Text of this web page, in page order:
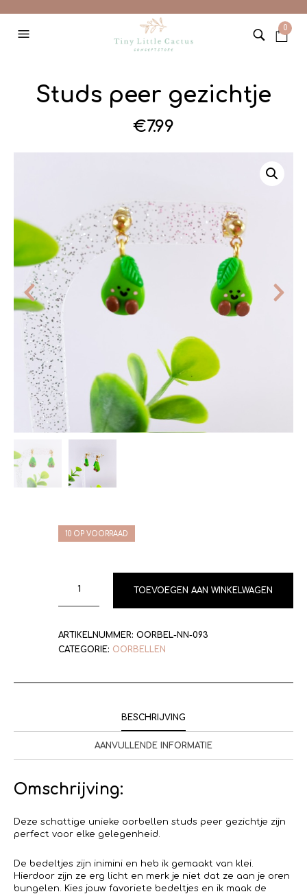
0
Studs peer gezichtje
€7.99
10 OP VOORRAAD
TOEVOEGEN AAN WINKELWAGEN
ARTIKELNUMMER: OORBEL-NN-093
CATEGORIE: OORBELLEN
BESCHRIJVING
AANVULLENDE INFORMATIE
Omschrijving:
Deze schattige unieke oorbellen studs peer gezichtje zijn
perfect voor elke gelegenheid.
De bedeltjes zijn inimini en heb ik gemaakt van klei.
Hierdoor zijn ze erg licht en merk je niet dat ze aan je oren
bungelen. Kies jouw favoriete bedeltjes en ik maak de